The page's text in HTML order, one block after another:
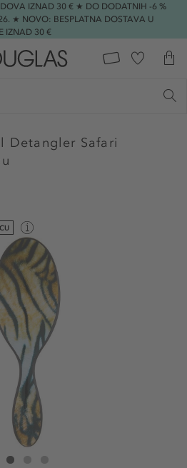
IZNAD 30 € ★ DO DODATNIH -6 %
★ NOVO: BESPLATNA DOSTAVA U
IZNAD 30 €
Detangler Safari
Wet Brush Original Detangler Safari Tiger